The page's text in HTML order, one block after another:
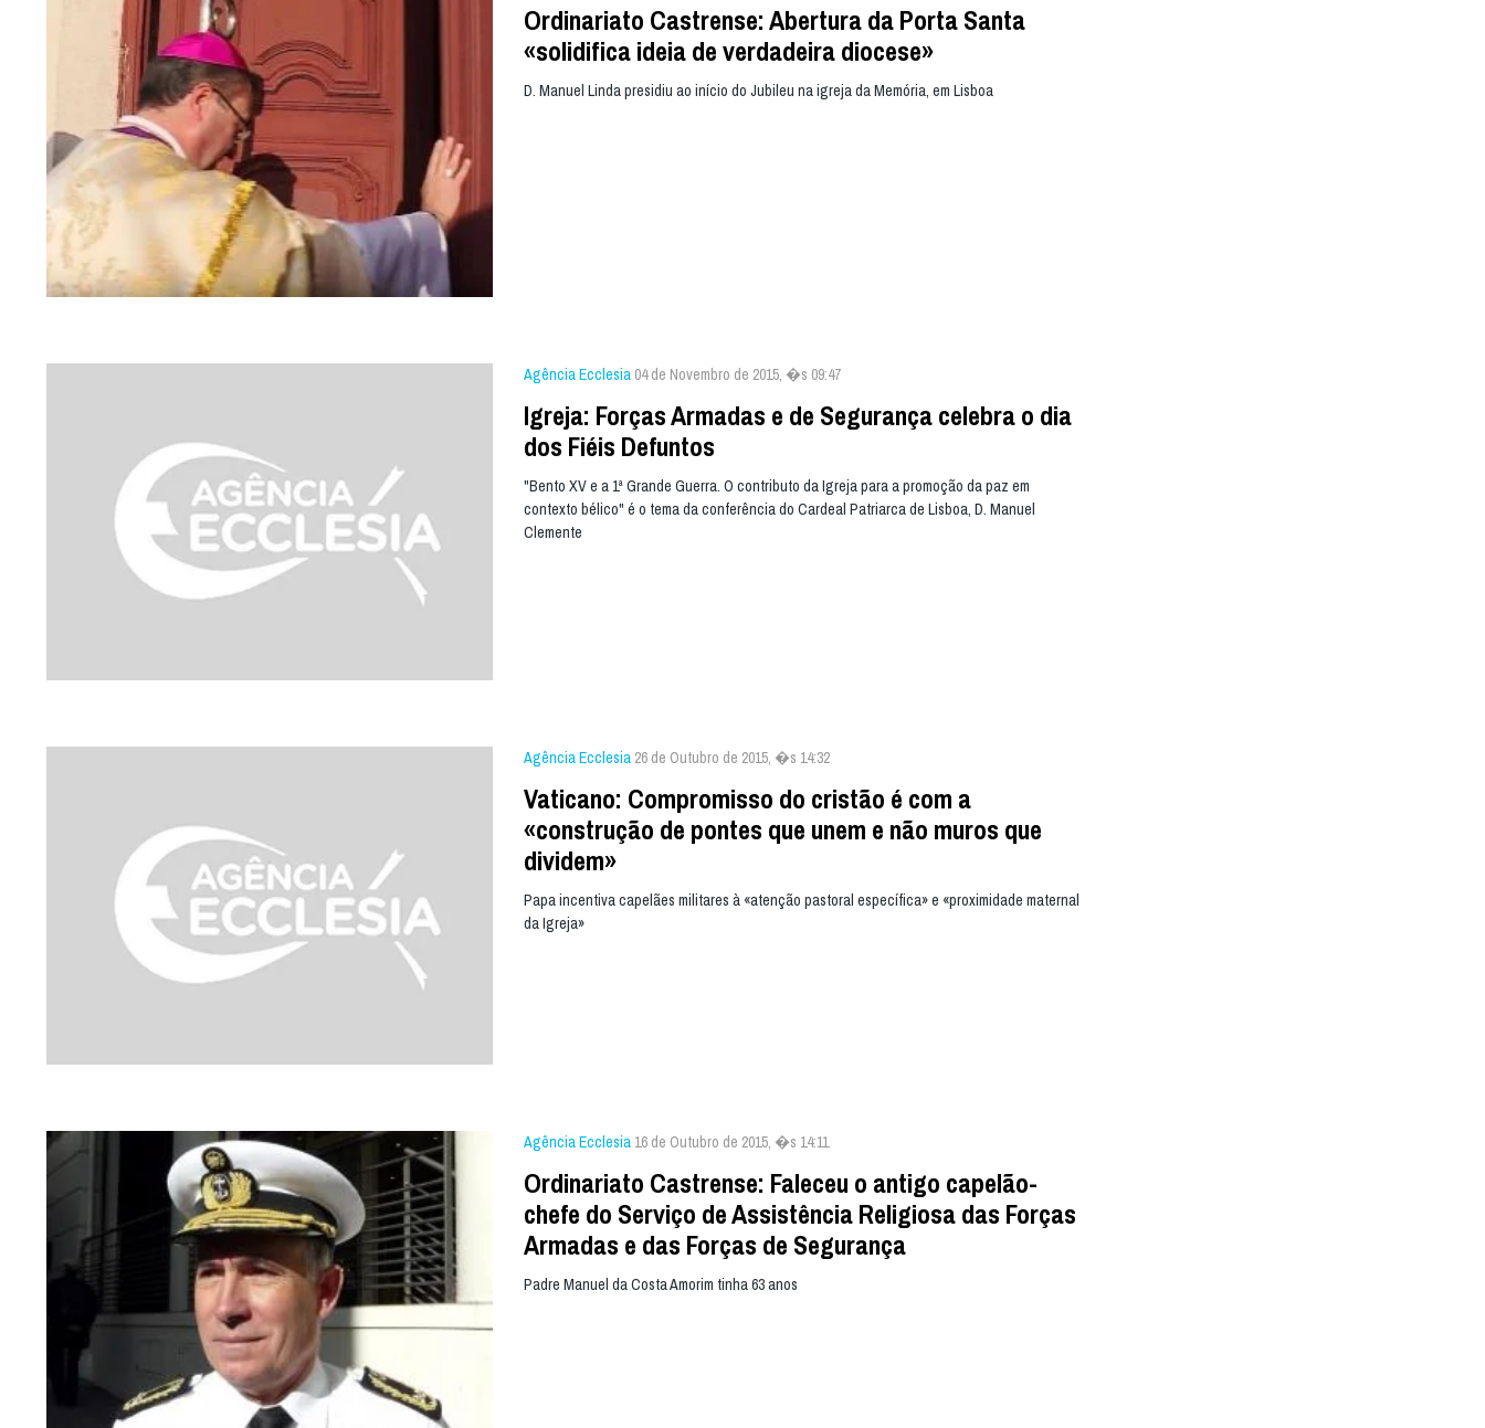
Ordinariato Castrense: Abertura da Porta Santa
«solidifica ideia de verdadeira diocese»
D. Manuel Linda presidiu ao início do Jubileu na igreja da Memória, em Lisboa
Agência Ecclesia 04 de Novembro de 2015, �s 09:47
Igreja: Forças Armadas e de Segurança celebra o dia
dos Fiéis Defuntos
"Bento XV e a 1ª Grande Guerra. O contributo da Igreja para a promoção da paz em
contexto bélico" é o tema da conferência do Cardeal Patriarca de Lisboa, D. Manuel
Clemente
Agência Ecclesia 26 de Outubro de 2015, �s 14:32
Vaticano: Compromisso do cristão é com a
«construção de pontes que unem e não muros que
dividem»
Papa incentiva capelães militares à «atenção pastoral específica» e «proximidade maternal
da Igreja»
Agência Ecclesia 16 de Outubro de 2015, �s 14:11
Ordinariato Castrense: Faleceu o antigo capelão-
chefe do Serviço de Assistência Religiosa das Forças
Armadas e das Forças de Segurança
Padre Manuel da Costa Amorim tinha 63 anos